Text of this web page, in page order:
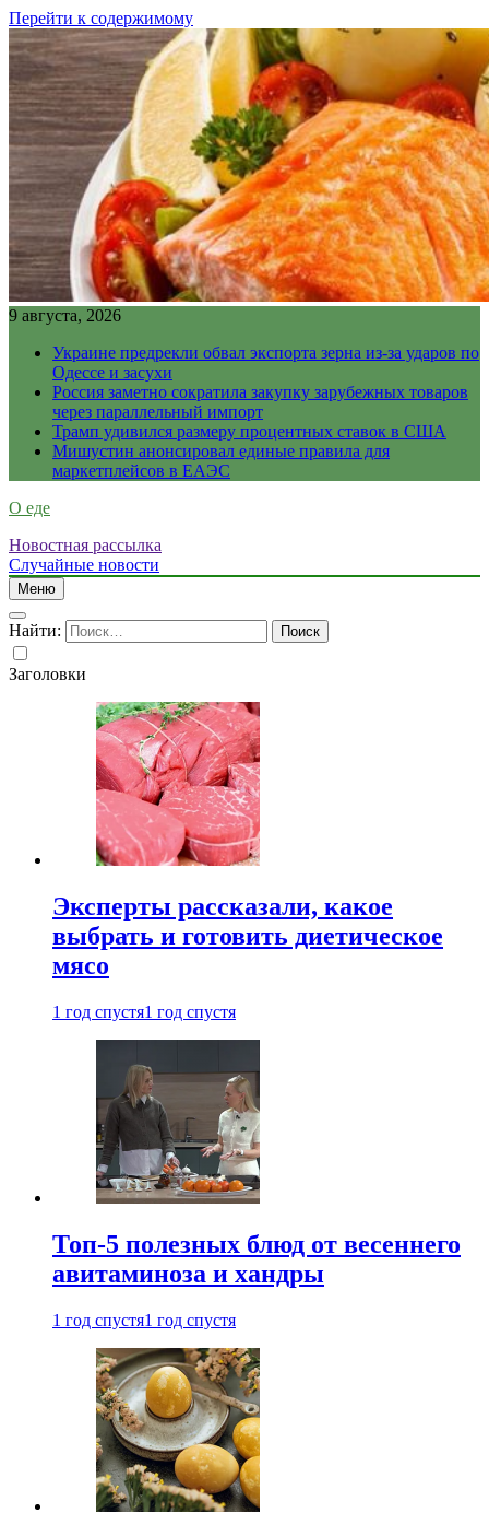
Перейти к содержимому
9 августа, 2026
Украине предрекли обвал экспорта зерна из-за ударов по
Одессе и засухи
Россия заметно сократила закупку зарубежных товаров
через параллельный импорт
Трамп удивился размеру процентных ставок в США
Мишустин анонсировал единые правила для
маркетплейсов в ЕАЭС
О еде
Новостная рассылка
Случайные новости
Меню
Найти:
Заголовки
Эксперты рассказали, какое
выбрать и готовить диетическое
мясо
1 год спустя1 год спустя
Топ-5 полезных блюд от весеннего
авитаминоза и хандры
1 год спустя1 год спустя